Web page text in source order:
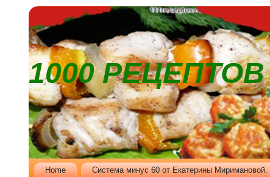
1000
Home Cистема минус 60 от Екатерины Миримановой.